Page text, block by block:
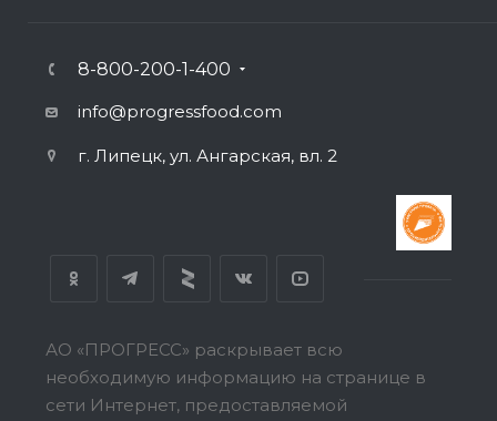
8-800-200-1-400
info@progressfood.com
г. Липецк, ул. Ангарская, вл. 2
АО «ПРОГРЕСС» раскрывает всю
необходимую информацию на странице в
сети Интернет, предоставляемой